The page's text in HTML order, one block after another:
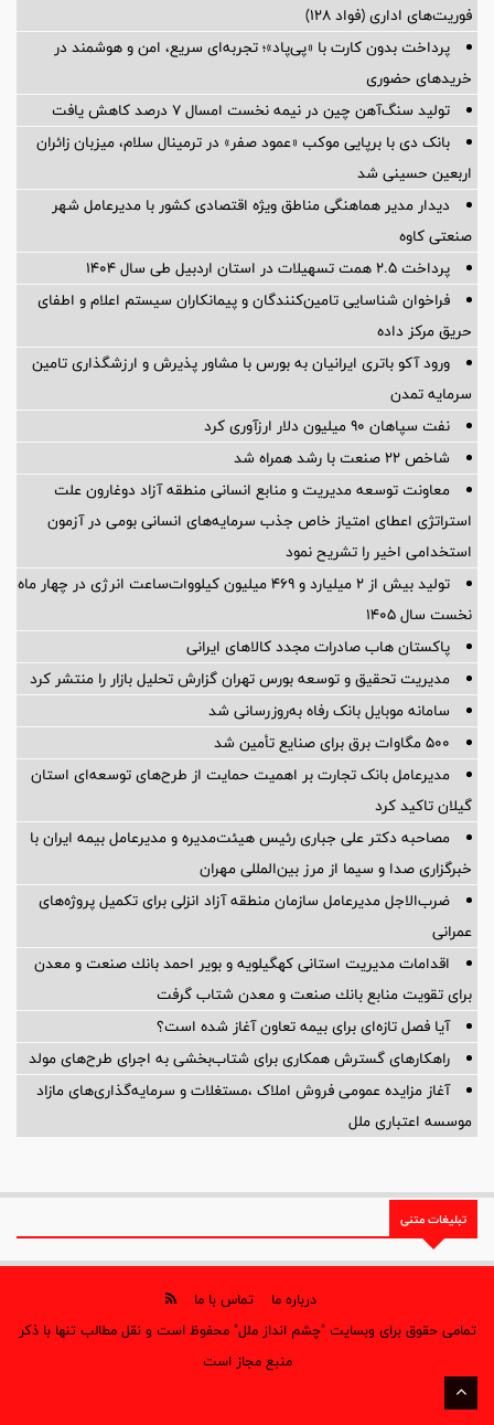
فوریت‌های اداری (فواد ۱۲۸)
پرداخت بدون کارت با «پی‌پاد»؛ تجربه‌ای سریع، امن و هوشمند در
خریدهای حضوری
تولید سنگ‌آهن چین در نیمه نخست امسال ۷ درصد کاهش یافت
بانک دی با برپایی موکب «عمود صفر» در ترمینال سلام، میزبان زائران
اربعین حسینی شد
دیدار مدیر هماهنگی مناطق ویژه اقتصادی کشور با مدیرعامل شهر
صنعتی کاوه
پرداخت ۲.۵ همت تسهیلات در استان اردبیل طی سال ۱۴۰۴
فراخوان شناسایی تامین‌کنندگان و پیمانکاران سیستم اعلام و اطفای
حریق مرکز داده
ورود آکو باتری ایرانیان به بورس با مشاور پذیرش و ارزشگذاری تامین
سرمایه تمدن
نفت سپاهان ۹۰ میلیون دلار ارزآوری کرد
شاخص ۲۲ صنعت با رشد همراه شد
معاونت توسعه مدیریت و منابع انسانی منطقه آزاد دوغارون علت
استراتژی اعطای امتیاز خاص جذب سرمایه‌های انسانی بومی در آزمون
استخدامی اخیر را تشریح نمود
تولید بیش از ۲ میلیارد و ۴۶۹ میلیون کیلووات‌ساعت انرژی در چهار ماه
نخست سال ۱۴۰۵
پاکستان هاب صادرات مجدد کالاهای ایرانی
مدیریت تحقیق و توسعه‌ بورس تهران گزارش تحلیل بازار را منتشر کرد
سامانه موبایل بانک رفاه به‌روزرسانی شد
۵۰۰ مگاوات برق برای صنایع تأمین شد
مدیرعامل بانک تجارت بر اهمیت حمایت از طرح‌های توسعه‌ای استان
گیلان تاکید کرد
مصاحبه دکتر علی جباری رئیس هیئت‌مدیره و مدیرعامل بیمه ایران با
خبرگزاری صدا و سیما از مرز بین‌المللی مهران
ضرب‌الاجل مدیرعامل سازمان منطقه آزاد انزلی برای تكمیل پروژه‌های
عمرانی
اقدامات مدیریت استانی كهگیلویه و بویر احمد بانك صنعت و معدن
برای تقویت منابع بانك صنعت و معدن شتاب گرفت
آیا فصل تازه‌ای برای بیمه تعاون آغاز شده است؟
راهکارهای گسترش همکاری برای شتاب‌بخشی به اجرای طرح‌های مولد
آغاز مزایده عمومی فروش املاک ،مستغلات و سرمایه‌گذاری‌های مازاد
موسسه اعتباری ملل
تبلیغات متنی
درباره ما
تماس با ما
تمامی حقوق برای وبسایت "چشم انداز ملل" محفوظ است و نقل مطالب تنها با ذکر
منبع مجاز است